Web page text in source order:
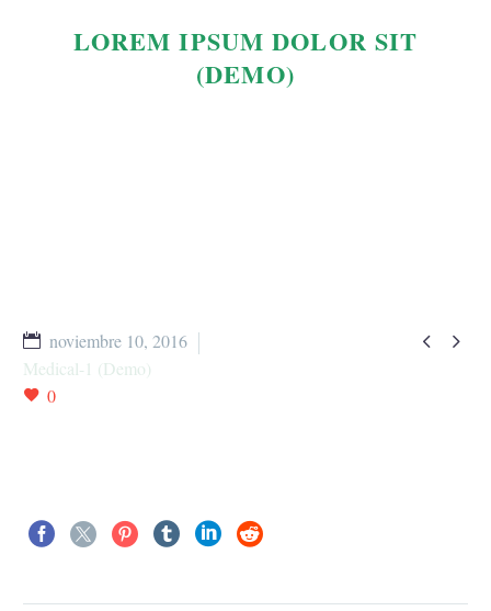
LOREM IPSUM DOLOR SIT
(DEMO)
 
noviembre 10, 2016
Medical-1 (Demo)
0